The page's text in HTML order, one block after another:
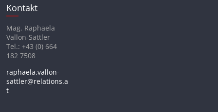
Kontakt
Mag. Raphaela
Vallon-Sattler
Tel.: +43 (0) 664
182 7508
raphaela.vallon-
sattler@relations.a
t